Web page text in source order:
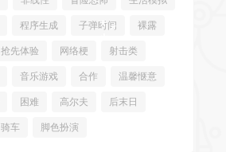
程序生成 子弹时间 裸露
抢先体验 网络梗 射击类
音乐游戏 合作 温馨惬意
困难 高尔夫 后末日
骑车 脚色扮演
*
*